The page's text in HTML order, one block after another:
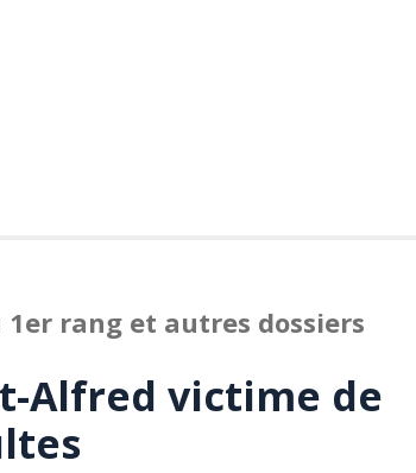
rang et autres dossiers
Alfred victime de